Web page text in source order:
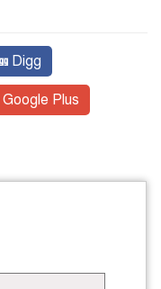
Digg
Google Plus